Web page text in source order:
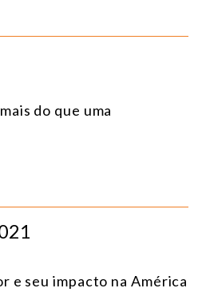
do que uma
e seu impacto na América